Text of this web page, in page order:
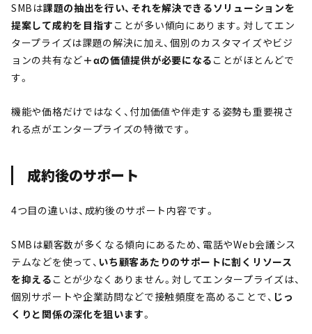
SMBは課題の抽出を行い、それを解決できるソリューションを
提案して成約を目指す ことが多い傾向にあります。対してエン
タープライズは課題の解決に加え、個別のカスタマイズやビジ
ョンの共有など＋αの価値提供が必要になる ことがほとんどで
す。
機能や価格だけではなく、付加価値や伴走する姿勢も重要視さ
れる点がエンタープライズの特徴です。
成約後のサポート
4つ目の違いは、成約後のサポート内容です。
SMBは顧客数が多くなる傾向にあるため、電話やWeb会議シス
テムなどを使って、 いち顧客あたりのサポートに割くリソース
を抑える ことが少なくありません。対してエンタープライズは、
個別サポートや企業訪問などで接触頻度を高めることで、 じっ
くりと関係の深化を狙います。